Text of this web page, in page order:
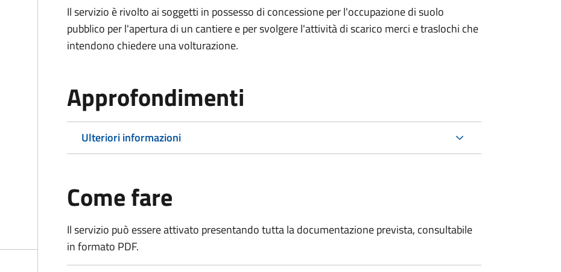
Il servizio è rivolto ai soggetti in possesso di concessione per l'occupazione di suolo
pubblico per l'apertura di un cantiere e per svolgere l'attività di scarico merci e traslochi che
intendono chiedere una volturazione.
Approfondimenti
Ulteriori informazioni
Come fare
Il servizio può essere attivato presentando tutta la documentazione prevista, consultabile
in formato PDF.